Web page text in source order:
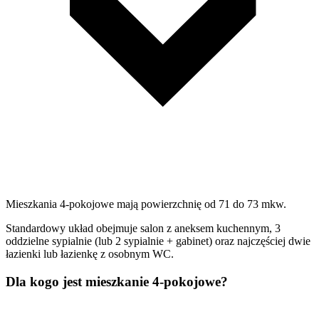
Mieszkania 4-pokojowe mają powierzchnię od 71 do 73 mkw.
Standardowy układ obejmuje salon z aneksem kuchennym, 3
oddzielne sypialnie (lub 2 sypialnie + gabinet) oraz najczęściej dwie
łazienki lub łazienkę z osobnym WC.
Dla kogo jest mieszkanie 4-pokojowe?